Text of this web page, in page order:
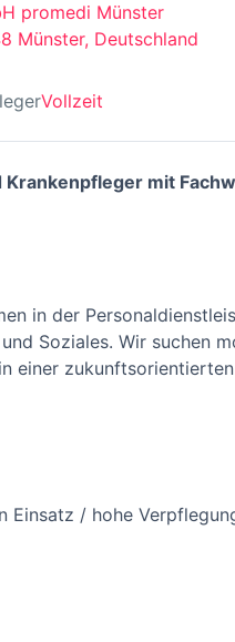
promedi Münster
Münster, Deutschland
Vollzeit
mit
in der
Soziales. Wir
einer
Einsatz / hohe